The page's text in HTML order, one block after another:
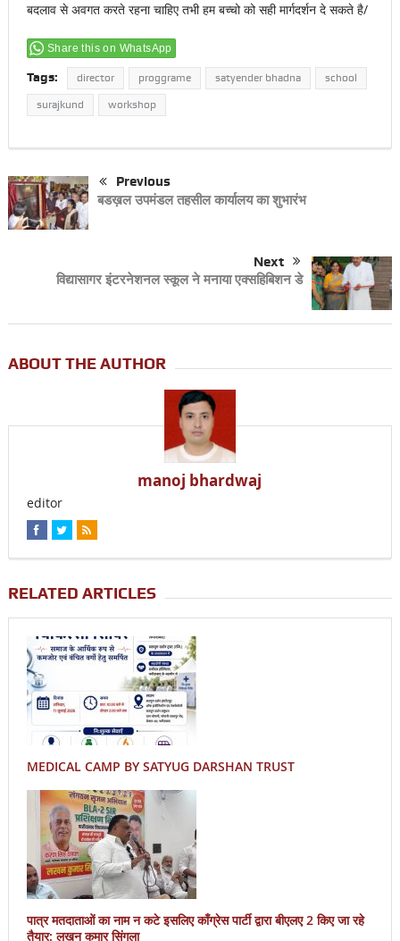
बदलाव से अवगत करते रहना चाहिए तभी हम बच्चो को सही मार्गदर्शन दे सकते है/
Share this on WhatsApp
Tags: director proggrame satyender bhadna school
surajkund workshop
Previous
बडख़ल उपमंडल तहसील कार्यालय का शुभारंभ
Next
विद्यासागर इंटरनेशनल स्कूल ने मनाया एक्सहिबिशन डे
ABOUT THE AUTHOR
manoj bhardwaj
editor
RELATED ARTICLES
MEDICAL CAMP BY SATYUG DARSHAN TRUST
पात्र मतदाताओं का नाम न कटे इसलिए काँग्रेस पार्टी द्वारा बीएलए 2 किए जा रहे
तैयार: लखन कुमार सिंगला